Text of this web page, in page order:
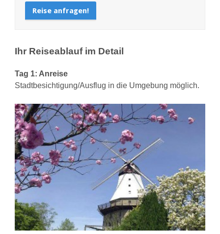
Reise anfragen!
Ihr Reiseablauf im Detail
Tag 1: Anreise
Stadtbesichtigung/Ausflug in die Umgebung möglich.